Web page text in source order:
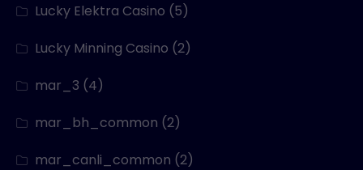
Lucky Elektra Casino (5)
Lucky Minning Casino (2)
mar_3 (4)
mar_bh_common (2)
mar_canli_common (2)